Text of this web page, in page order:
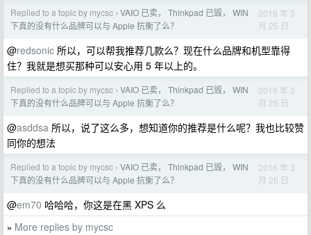
Replied to a topic by mycsc › VAIO 已卖， Thinkpad 已毁， WIN
下真的没有什么品牌可以与 Apple 抗衡了么？
2016 年 3
月 25 日
@redsonic 所以，可以帮我推荐几款么？现在什么品牌和机型靠得
住？我就是想买那种可以安心用 5 年以上的。
Replied to a topic by mycsc › VAIO 已卖， Thinkpad 已毁， WIN
下真的没有什么品牌可以与 Apple 抗衡了么？
2016 年 3
月 25 日
@asddsa 所以，说了这么多，想知道你的推荐是什么呢？我也比较赞
同你的想法
Replied to a topic by mycsc › VAIO 已卖， Thinkpad 已毁， WIN
下真的没有什么品牌可以与 Apple 抗衡了么？
2016 年 3
月 25 日
@em70 哈哈哈，你这是在黑 XPS 么
» More replies by mycsc